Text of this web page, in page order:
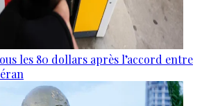
les 80 dollars après l’accord entre